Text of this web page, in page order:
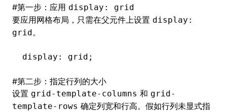
#第一步：应用 display: grid
要应用网格布局，只需在父元件上设置 display:
grid 。
display: grid;
#第二步：指定行列的大小
设置 grid-template-columns 和 grid-
template-rows 确定列宽和行高。假如行列未显式指